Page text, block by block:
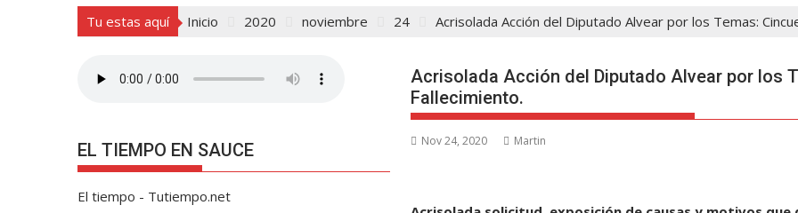
Tu estas aquí Inicio 2020 noviembre 24 Acrisolada Acción del Diputado Alvear por los Temas:
Acrisolada Acción del Diputado Alvear por los
Fallecimiento.
Nov 24, 2020 Martin
EL TIEMPO EN SAUCE
El tiempo - Tutiempo.net